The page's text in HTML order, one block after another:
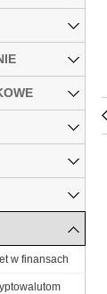
w finansach